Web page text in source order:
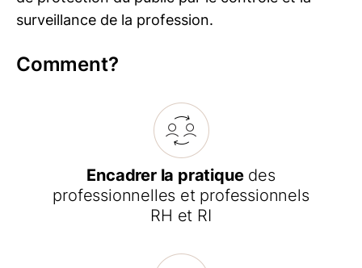
surveillance de la profession.
Comment?
Encadrer la pratiquedes
professionnelles et professionnels
RH et RI